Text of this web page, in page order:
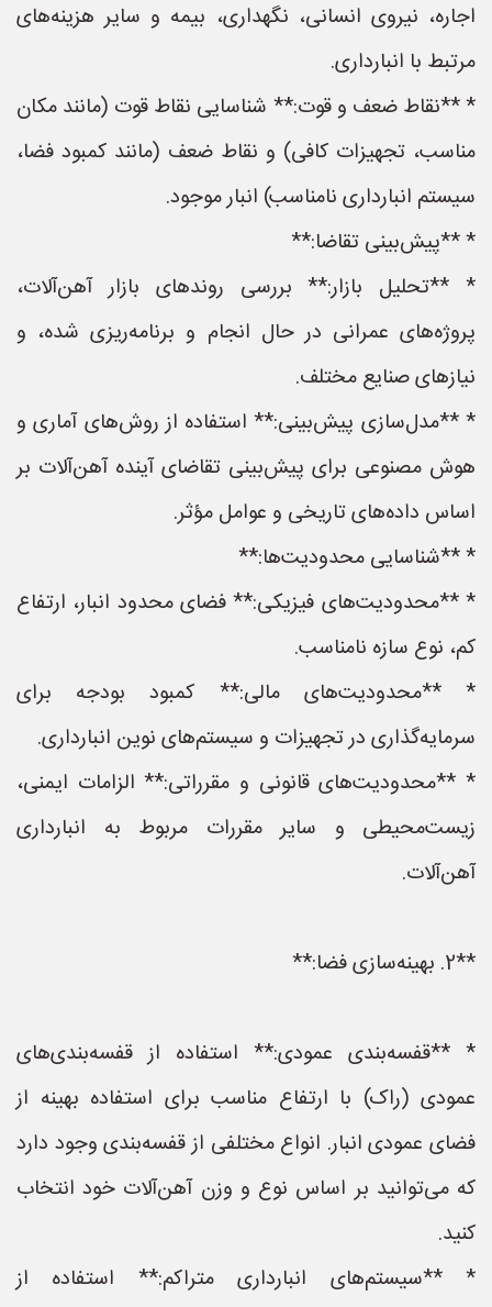
اجاره، نیروی انسانی، نگهداری، بیمه و سایر هزینه‌های
مرتبط با انبارداری.
* **نقاط ضعف و قوت:** شناسایی نقاط قوت (مانند مکان
مناسب، تجهیزات کافی) و نقاط ضعف (مانند کمبود فضا،
سیستم انبارداری نامناسب) انبار موجود.
* **پیش‌بینی تقاضا:**
* **تحلیل بازار:** بررسی روندهای بازار آهن‌آلات،
پروژه‌های عمرانی در حال انجام و برنامه‌ریزی شده، و
نیازهای صنایع مختلف.
* **مدل‌سازی پیش‌بینی:** استفاده از روش‌های آماری و
هوش مصنوعی برای پیش‌بینی تقاضای آینده آهن‌آلات بر
اساس داده‌های تاریخی و عوامل مؤثر.
* **شناسایی محدودیت‌ها:**
* **محدودیت‌های فیزیکی:** فضای محدود انبار، ارتفاع
کم، نوع سازه نامناسب.
* **محدودیت‌های مالی:** کمبود بودجه برای
سرمایه‌گذاری در تجهیزات و سیستم‌های نوین انبارداری.
* **محدودیت‌های قانونی و مقرراتی:** الزامات ایمنی،
زیست‌محیطی و سایر مقررات مربوط به انبارداری
آهن‌آلات.
**2. بهینه‌سازی فضا:**
* **قفسه‌بندی عمودی:** استفاده از قفسه‌بندی‌های
عمودی (راک) با ارتفاع مناسب برای استفاده بهینه از
فضای عمودی انبار. انواع مختلفی از قفسه‌بندی وجود دارد
که می‌توانید بر اساس نوع و وزن آهن‌آلات خود انتخاب
کنید.
* **سیستم‌های انبارداری متراکم:** استفاده از